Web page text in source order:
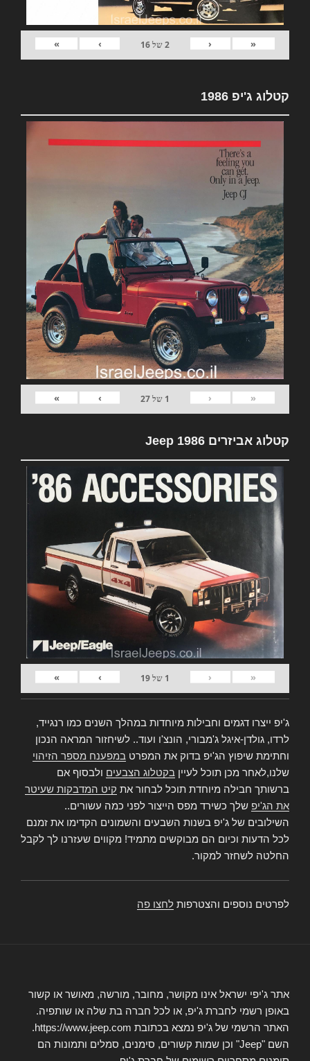
«
‹
2של16
›
»
קטלוג ג'יפ 1986
«
‹
1 של27
›
»
קטלוג אביזרים Jeep 1986
«
‹
1 של19
›
»
ג'יפ ייצרו דגמים וחבילות מיוחדות במהלך השנים כמו רנגייד,
לרדו, גולדן-איגל ג'מבורי, הונצ'ו ועוד.. לשיחזור המראה הנכון
וחתימת שיפוץ הג'יפ בדוק את המפרט במפענח מספר הזיהוי
שלנו,לאחר מכן תוכל לעיין בקטלוג הצבעים ולבסוף אם
ברשותך חבילה מיוחדת תוכל לבחור את קיט המדבקות שעיטר
את הג'יפ שלך כשירד מפס הייצור לפני כמה עשורים..
השילובים של ג'יפ בשנות השבעים והשמונים הקדימו את זמנם
לכל הדעות וכיום הם מבוקשים מתמיד! מקווים שעזרנו לך לקבל
החלטה לשחזר למקור.
לפרטים נוספים והצטרפות לחצו פה
אתר ג'יפי ישראל אינו מקושר, מחובר, מורשה, מאושר או קשור
באופן רשמי לחברת ג'יפ, או לכל חברה בת שלה או שותפיה.
האתר הרשמי של ג'יפ נמצא בכתובת https://www.jeep.com.
השם "Jeep" וכן שמות קשורים, סימנים, סמלים ותמונות הם